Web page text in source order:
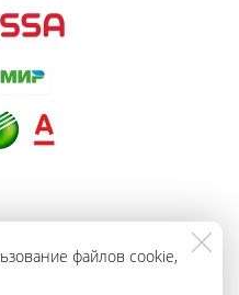
файлов cookie,